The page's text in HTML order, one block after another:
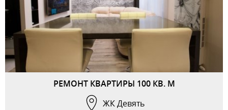
РЕМОНТ КВАРТИРЫ 100 КВ. М
ЖК Девять